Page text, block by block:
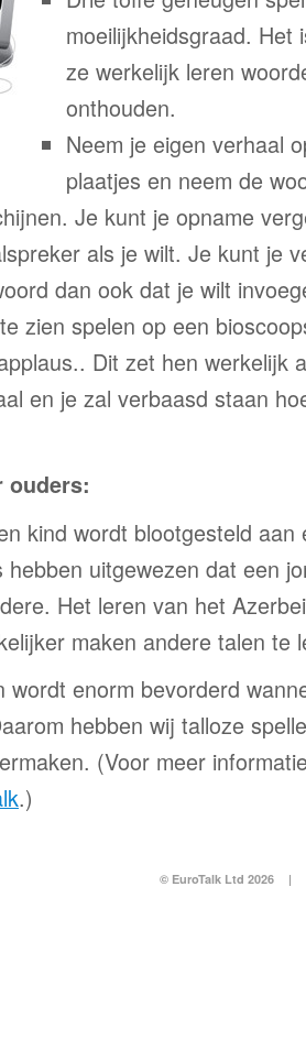
moeilijkheidsgraad. Het
ze werkelijk leren
onthouden.
Neem je eigen verhaal
plaatjes en neem de
Je kunt je opname
als je wilt. Je kunt je
dan ook dat je wilt
zien spelen op een
Dit zet hen werkelijk
en je zal verbaasd staan
ouders:
kind wordt blootgesteld
hebben uitgewezen dat een
Het leren van het
maken andere talen te
wordt enorm bevorderd
hebben wij talloze
(Voor meer
.)
© EuroTalk Ltd 2026 |